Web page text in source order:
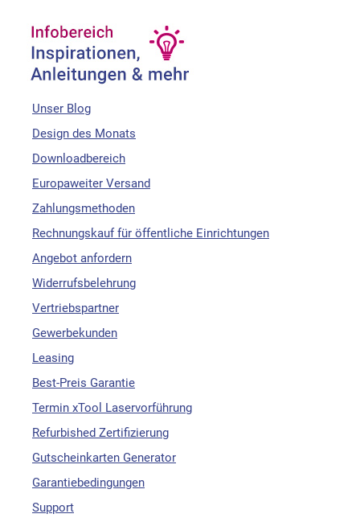
Unser Blog
Design des Monats
Downloadbereich
Europaweiter Versand
Zahlungsmethoden
Rechnungskauf für öffentliche Einrichtungen
Angebot anfordern
Widerrufsbelehrung
Vertriebspartner
Gewerbekunden
Leasing
Best-Preis Garantie
Termin xTool Laservorführung
Refurbished Zertifizierung
Gutscheinkarten Generator
Garantiebedingungen
Support